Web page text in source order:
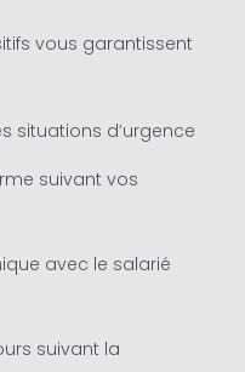
vous garantissent
situations d’urgence
suivant vos
avec le salarié
suivant la